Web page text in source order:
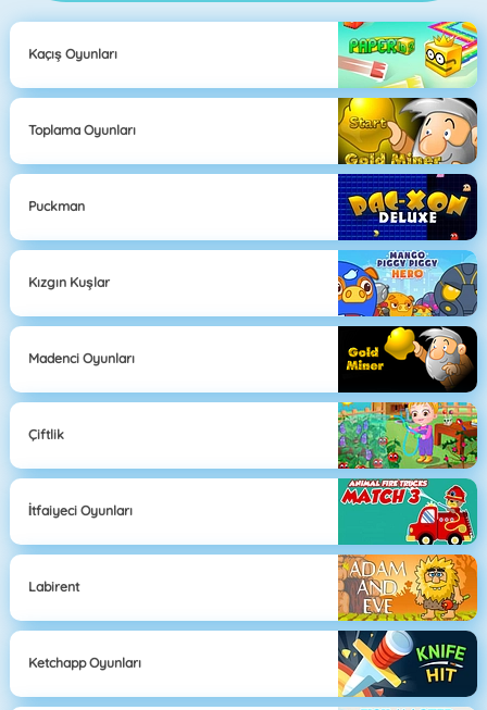
Kaçış Oyunları
Toplama Oyunları
Puckman
Kızgın Kuşlar
Madenci Oyunları
Çiftlik
İtfaiyeci Oyunları
Labirent
Ketchapp Oyunları